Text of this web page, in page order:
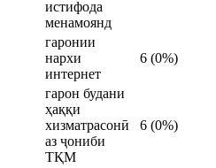
истифода
менамоянд
гаронии
нархи
интернет
6 (0%)
гарон будани
ҳаққи
хизматрасонӣ
аз ҷониби
ТҚМ
6 (0%)